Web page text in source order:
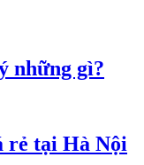
những gì?
rẻ tại Hà Nội